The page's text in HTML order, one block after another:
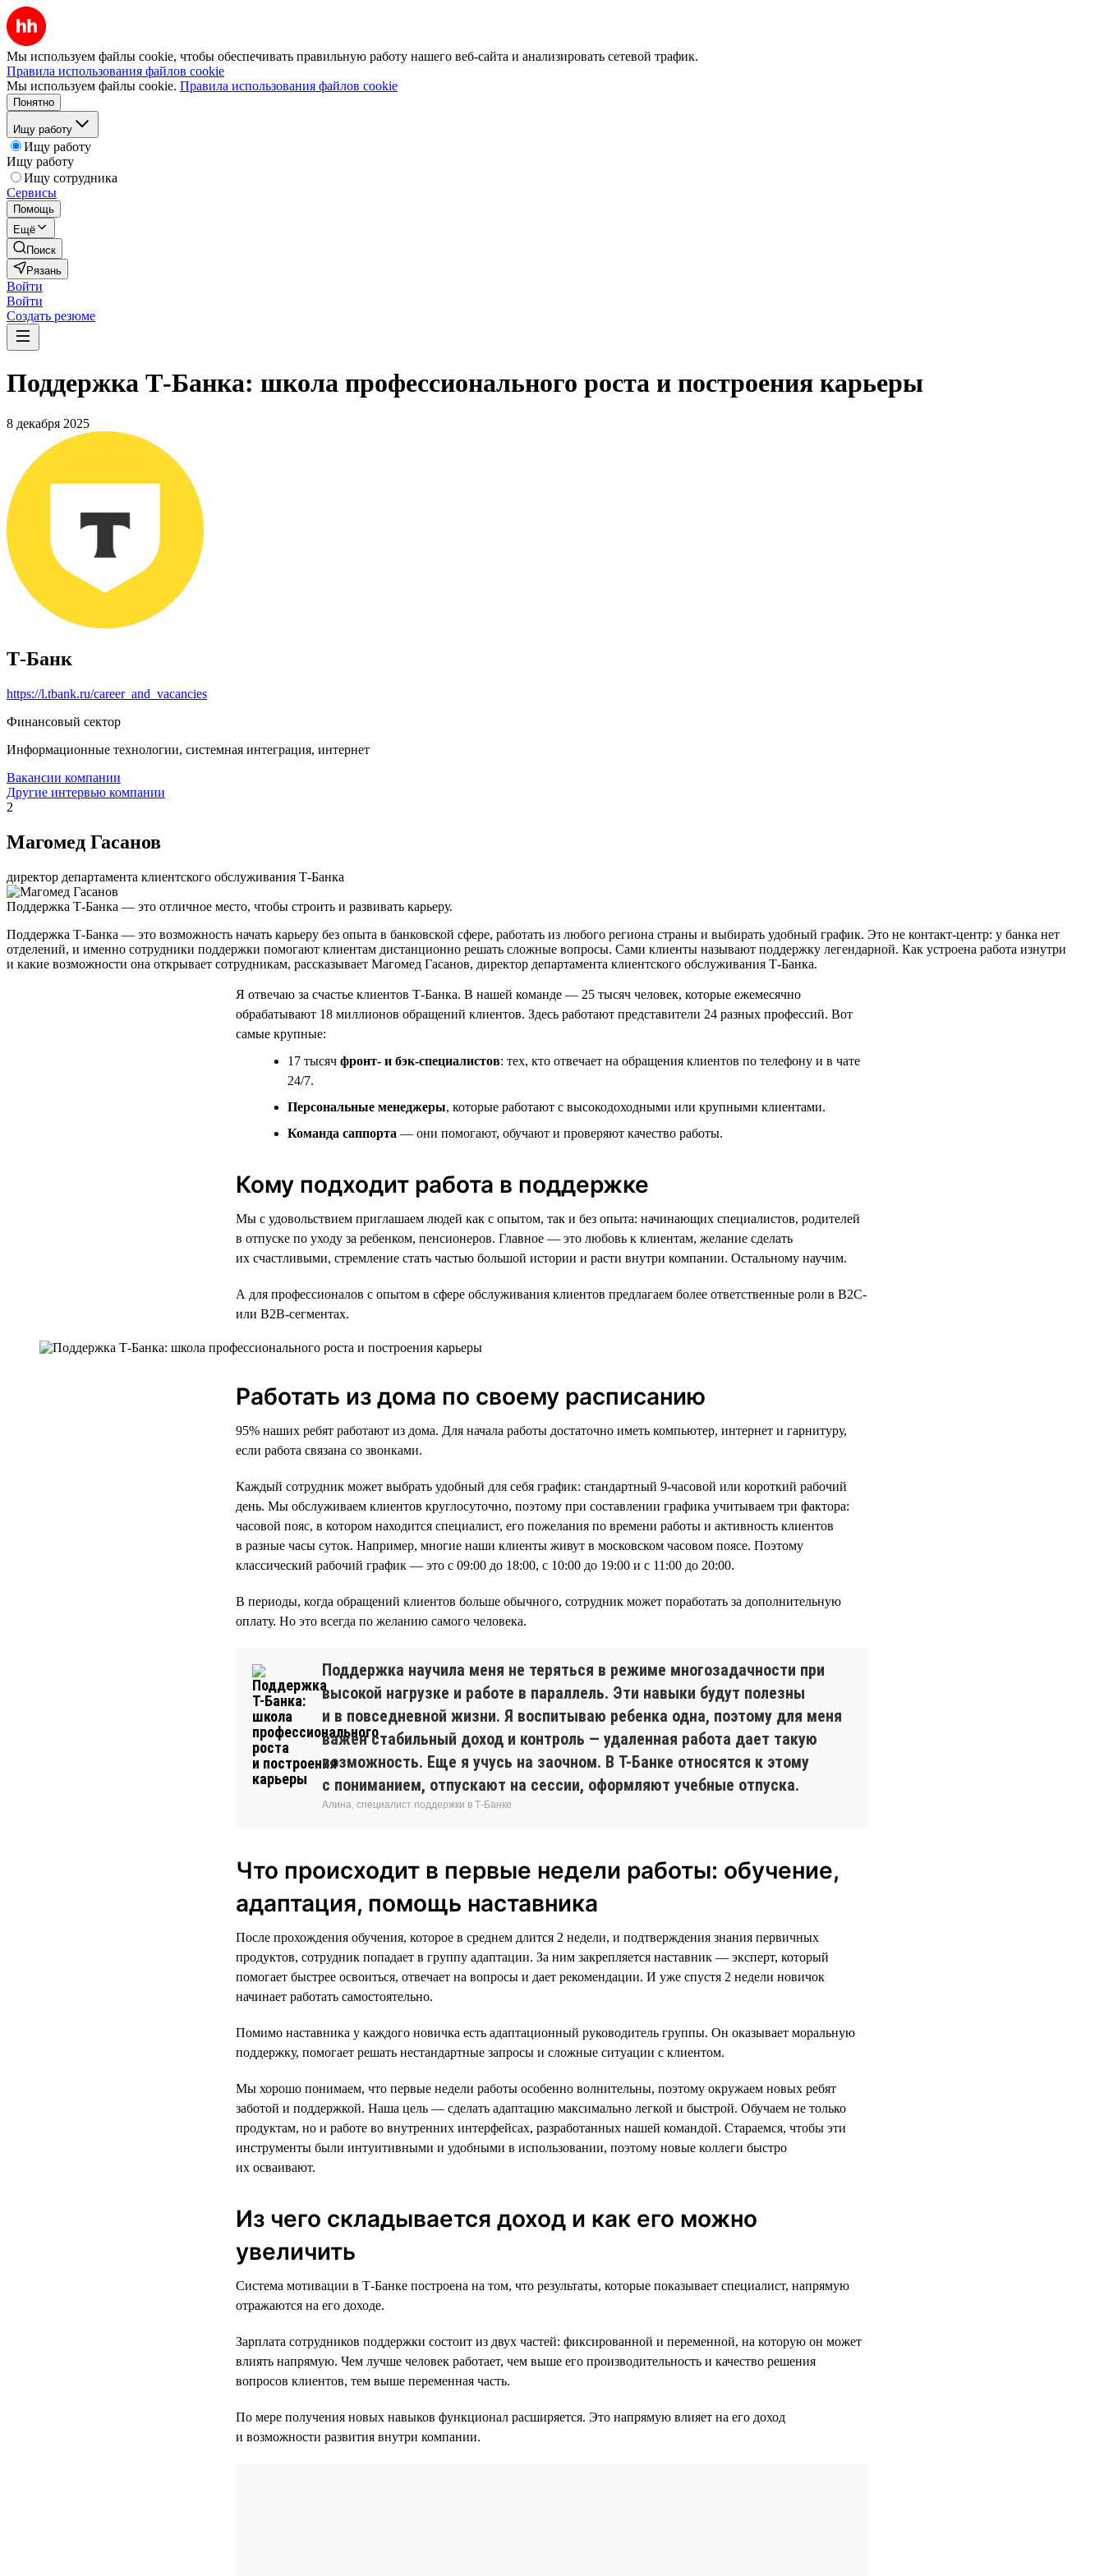
Мы используем файлы cookie, чтобы обеспечивать правильную работу нашего веб-сайта и анализировать сетевой трафик.
Правила использования файлов cookie
Мы используем файлы cookie. Правила использования файлов cookie
Понятно
Ищу работу
Ищу работу
Ищу работу
Ищу сотрудника
Сервисы
Помощь
Ещё
Поиск
Рязань
Войти
Войти
Создать резюме
Поддержка Т-Банка: школа профессионального роста и построения карьеры
8 декабря 2025
Т-Банк
https://l.tbank.ru/career_and_vacancies
Финансовый сектор
Информационные технологии, системная интеграция, интернет
Вакансии компании
Другие интервью компании
2
Магомед Гасанов
директор департамента клиентского обслуживания Т-Банка
Поддержка Т-Банка — это отличное место, чтобы строить и развивать карьеру.
Поддержка Т-Банка — это возможность начать карьеру без опыта в банковской сфере, работать из любого региона страны и выбирать удобный график. Это не контакт-центр: у банка нет
отделений, и именно сотрудники поддержки помогают клиентам дистанционно решать сложные вопросы. Сами клиенты называют поддержку легендарной. Как устроена работа изнутри
и какие возможности она открывает сотрудникам, рассказывает Магомед Гасанов, директор департамента клиентского обслуживания Т-Банка.
Я отвечаю за счастье клиентов Т-Банка. В нашей команде — 25 тысяч человек, которые ежемесячно
обрабатывают 18 миллионов обращений клиентов. Здесь работают представители 24 разных профессий. Вот
самые крупные:
17 тысяч фронт- и бэк-специалистов: тех, кто отвечает на обращения клиентов по телефону и в чате
24/7.
Персональные менеджеры, которые работают с высокодоходными или крупными клиентами.
Команда саппорта — они помогают, обучают и проверяют качество работы.
Кому подходит работа в поддержке
Мы с удовольствием приглашаем людей как с опытом, так и без опыта: начинающих специалистов, родителей
в отпуске по уходу за ребенком, пенсионеров. Главное — это любовь к клиентам, желание сделать
их счастливыми, стремление стать частью большой истории и расти внутри компании. Остальному научим.
А для профессионалов с опытом в сфере обслуживания клиентов предлагаем более ответственные роли в B2C-
или B2B-сегментах.
Работать из дома по своему расписанию
95% наших ребят работают из дома. Для начала работы достаточно иметь компьютер, интернет и гарнитуру,
если работа связана со звонками.
Каждый сотрудник может выбрать удобный для себя график: стандартный 9-часовой или короткий рабочий
день. Мы обслуживаем клиентов круглосуточно, поэтому при составлении графика учитываем три фактора:
часовой пояс, в котором находится специалист, его пожелания по времени работы и активность клиентов
в разные часы суток. Например, многие наши клиенты живут в московском часовом поясе. Поэтому
классический рабочий график — это с 09:00 до 18:00, с 10:00 до 19:00 и с 11:00 до 20:00.
В периоды, когда обращений клиентов больше обычного, сотрудник может поработать за дополнительную
оплату. Но это всегда по желанию самого человека.
Поддержка научила меня не теряться в режиме многозадачности при
высокой нагрузке и работе в параллель. Эти навыки будут полезны
и в повседневной жизни. Я воспитываю ребенка одна, поэтому для меня
важен стабильный доход и контроль — удаленная работа дает такую
возможность. Еще я учусь на заочном. В Т-Банке относятся к этому
с пониманием, отпускают на сессии, оформляют учебные отпуска.
Алина, специалист поддержки в Т-Банке
Что происходит в первые недели работы: обучение,
адаптация, помощь наставника
После прохождения обучения, которое в среднем длится 2 недели, и подтверждения знания первичных
продуктов, сотрудник попадает в группу адаптации. За ним закрепляется наставник — эксперт, который
помогает быстрее освоиться, отвечает на вопросы и дает рекомендации. И уже спустя 2 недели новичок
начинает работать самостоятельно.
Помимо наставника у каждого новичка есть адаптационный руководитель группы. Он оказывает моральную
поддержку, помогает решать нестандартные запросы и сложные ситуации с клиентом.
Мы хорошо понимаем, что первые недели работы особенно волнительны, поэтому окружаем новых ребят
заботой и поддержкой. Наша цель — сделать адаптацию максимально легкой и быстрой. Обучаем не только
продуктам, но и работе во внутренних интерфейсах, разработанных нашей командой. Стараемся, чтобы эти
инструменты были интуитивными и удобными в использовании, поэтому новые коллеги быстро
их осваивают.
Из чего складывается доход и как его можно
увеличить
Система мотивации в Т-Банке построена на том, что результаты, которые показывает специалист, напрямую
отражаются на его доходе.
Зарплата сотрудников поддержки состоит из двух частей: фиксированной и переменной, на которую он может
влиять напрямую. Чем лучше человек работает, чем выше его производительность и качество решения
вопросов клиентов, тем выше переменная часть.
По мере получения новых навыков функционал расширяется. Это напрямую влияет на его доход
и возможности развития внутри компании.